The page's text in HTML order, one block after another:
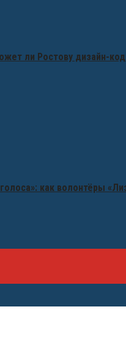
ли Ростову дизайн-
как волонтёры